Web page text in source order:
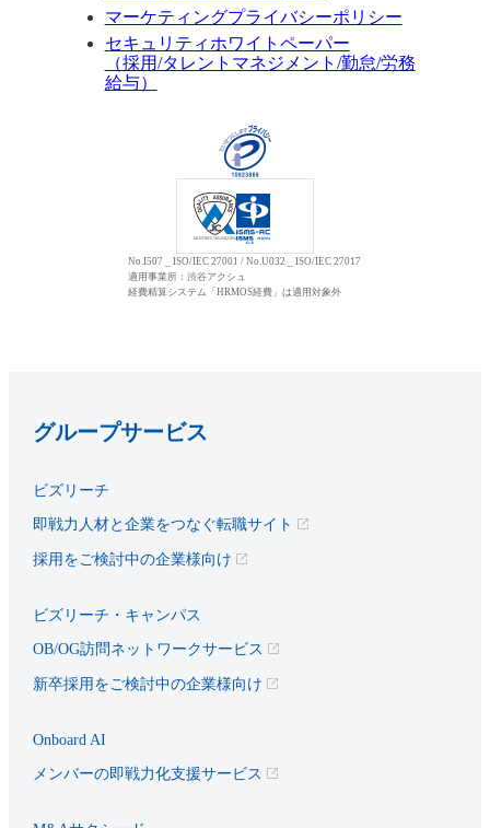
マーケティングプライバシーポリシー
セキュリティホワイトペーパー
（採用/タレントマネジメント/勤怠/労務
給与）
No.I507 _ ISO/IEC 27001 / No.U032 _ ISO/IEC 27017
適用事業所：渋谷アクシュ
経費精算システム「HRMOS経費」は適用対象外
グループサービス
ビズリーチ
即戦力人材と企業をつなぐ転職サイト
採用をご検討中の企業様向け
ビズリーチ・キャンパス
OB/OG訪問ネットワークサービス
新卒採用をご検討中の企業様向け
Onboard AI
メンバーの即戦力化支援サービス